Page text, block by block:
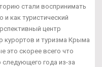
стали воспринимать
и как туристический
центр
курортов и туризма Крыма
это скорее всего что
года из-за